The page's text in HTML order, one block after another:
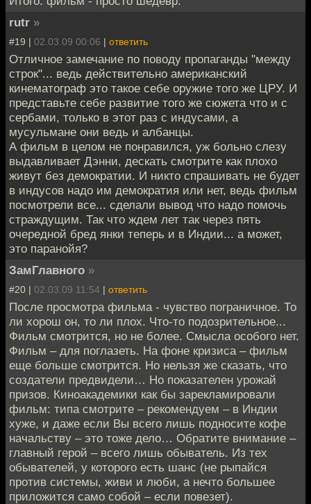
rutr »
#19 | 02.03.09 00:06 | ответить
Отличное замечание по поводу пропаганды "между
строк"... ведь действительно американский
кинематограф это такое себе оружие того же ЦРУ. И
представьте себе развитие того же сюжета что и с
сербами, только в этот раз с индусами, а
мусульмане они ведь и албанцы.
А фильм в целом не понравился, уж больно слезу
выдавливает Дэнни, дескать смотрите как плохо
живут без демократии. И никто спрашивать не будет
в индусов надо им демократия или нет, ведь фильм
посмотрели все... сделали вывод что надо помочь
страждущим. Так что ждем лет так через пять
очередной бред янки теперь и в Индии... а может,
это паранойя?
ЗамГлавного »
#20 | 02.03.09 11:54 | ответить
После просмотра фильма - чувство пограничное. То
ли хорош он, то ли плох. Что-то подозрительное...
Фильм смотрится, но не более. Смысла особого нет.
Фильм – для поглазеть. На фоне кризиса – фильм
еще больше смотрится. Но нельзя же сказать, что
создатели предвидели… Но показателен урожай
призов. Киноакадемики как бы зарекламировали
фильм: типа смотрите – рекомендуем – в Индии
хуже, и даже если Вы всего лишь подносите кофе
начальству – это тоже дело… Обратите внимание –
главный герой – всего лишь обыватель. Из тех
обывателей, у которого есть шанс (не рыпайся
против системы, живи и люби, а нечто большее
приложится само собой – если повезет).